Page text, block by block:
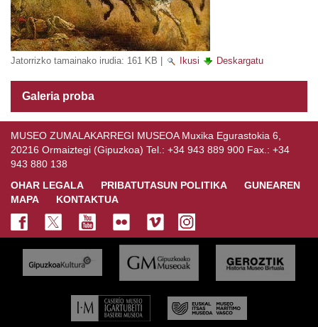
Jatorrizko tamainako irudia: 161 KB | Ikusi Deskargatu
Galeria proba
MUSEO ZUMALAKARREGI MUSEOA Muxika Egurastokia 6,
20216 Ormaiztegi (Gipuzkoa) Tel.: +34 943 889 900 Fax.: +34
943 880 138
OHAR LEGALA
PRIBATUTASUN POLITIKA
GUNEAREN
MAPA
KONTAKTUA